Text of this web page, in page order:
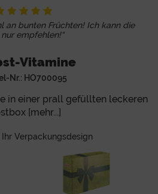
an bunten Früchten! Ich kann die
nur empfehlen!“
Vitamine
Nr.: HO700095
in einer prall gefüllten leckeren
[mehr...]
Verpackungsdesign